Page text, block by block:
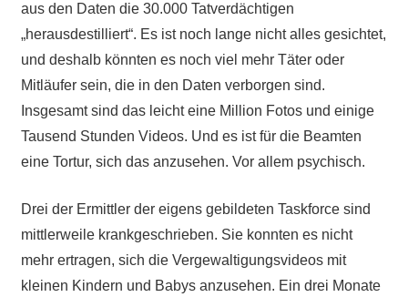
aus den Daten die 30.000 Tatverdächtigen
„herausdestilliert“. Es ist noch lange nicht alles gesichtet,
und deshalb könnten es noch viel mehr Täter oder
Mitläufer sein, die in den Daten verborgen sind.
Insgesamt sind das leicht eine Million Fotos und einige
Tausend Stunden Videos. Und es ist für die Beamten
eine Tortur, sich das anzusehen. Vor allem psychisch.
Drei der Ermittler der eigens gebildeten Taskforce sind
mittlerweile krankgeschrieben. Sie konnten es nicht
mehr ertragen, sich die Vergewaltigungsvideos mit
kleinen Kindern und Babys anzusehen. Ein drei Monate